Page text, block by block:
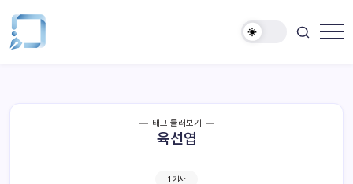
태그 둘러보기
육선엽
1 기사